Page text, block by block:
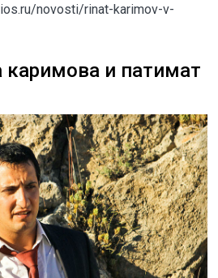
novosti/rinat-karimov-v-
каримова и патимат